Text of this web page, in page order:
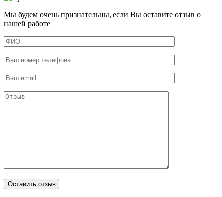
Мы будем очень признательны, если Вы оставите отзыв о
нашей работе